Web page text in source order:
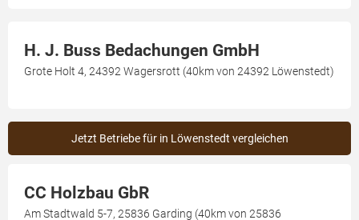
H. J. Buss Bedachungen GmbH
Grote Holt 4, 24392 Wagersrott (40km von 24392 Löwenstedt)
Jetzt Betriebe für in Löwenstedt vergleichen
CC Holzbau GbR
Am Stadtwald 5-7, 25836 Garding (40km von 25836